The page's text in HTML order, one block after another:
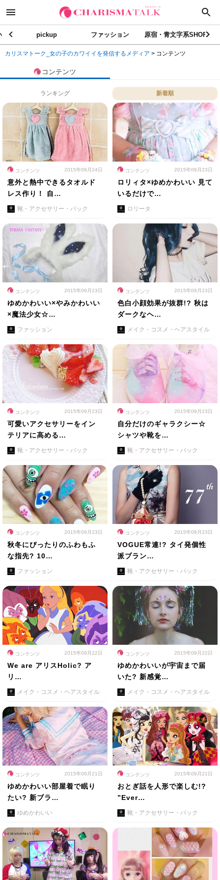
pickup ファッション 原宿・青文字系SHOP
カリスマトーク_女の子のカワイイを発信するメディア > コンテンツ
コンテンツ
ランキング 新着順
コンテンツ 2015年09月24日
意外と熱中できるタオルド
レス作り！ 自…
靴・アクセサリー・バック
コンテンツ 2015年09月23日
ロリィタ×ゆめかわいい 見て
いるだけで…
ロリータ
コンテンツ 2015年09月23日
ゆめかわいい×やみかわいい
×魔法少女☆…
ファッション
コンテンツ 2015年09月23日
色白小顔効果が抜群!? 秋は
ダークなヘ…
メイク・コスメ・ヘアスタイル
コンテンツ 2015年09月23日
可愛いアクセサリーをイン
テリアに高める…
靴・アクセサリー・バック
コンテンツ 2015年09月23日
自分だけのギャラクシー☆
シャツや靴を…
靴・アクセサリー・バック
コンテンツ 2015年09月23日
秋冬にぴったりのふわもふ
な指先? 10…
ファッション
コンテンツ 2015年09月23日
VOGUE常連!? タイ発個性
派ブラン…
靴・アクセサリー・バック
コンテンツ 2015年09月22日
We are アリスHolic? ア
リ…
メイク・コスメ・ヘアスタイル
コンテンツ 2015年09月22日
ゆめかわいいが宇宙まで届
いた? 新感覚…
メイク・コスメ・ヘアスタイル
コンテンツ 2015年09月21日
ゆめかわいい部屋着で眠り
たい? 新ブラ…
ゆめかわいい
コンテンツ 2015年09月21日
おとぎ話を人形で楽しむ!?
”Ever…
靴・アクセサリー・バック